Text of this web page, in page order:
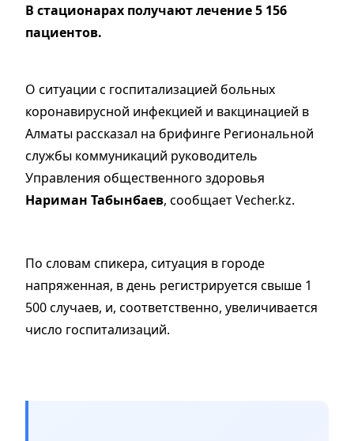
В стационарах получают лечение 5 156
пациентов.
О ситуации с госпитализацией больных
коронавирусной инфекцией и вакцинацией в
Алматы рассказал на брифинге Региональной
службы коммуникаций руководитель
Управления общественного здоровья
Нариман Табынбаев, сообщает Vecher.kz.
По словам спикера, ситуация в городе
напряженная, в день регистрируется свыше 1
500 случаев, и, соответственно, увеличивается
число госпитализаций.